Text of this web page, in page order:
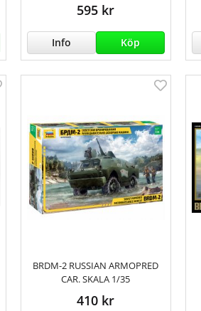
595 kr
Info Köp
BRDM-2 RUSSIAN ARMOPRED
CAR. SKALA 1/35
410 kr